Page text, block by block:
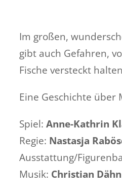
Im großen,
gibt auch Gefahren,
Fische versteckt
Eine Geschichte
Spiel: Anne-Kathrin
Regie: Nastasja
Ausstattung/
Musik: Christian Dähn